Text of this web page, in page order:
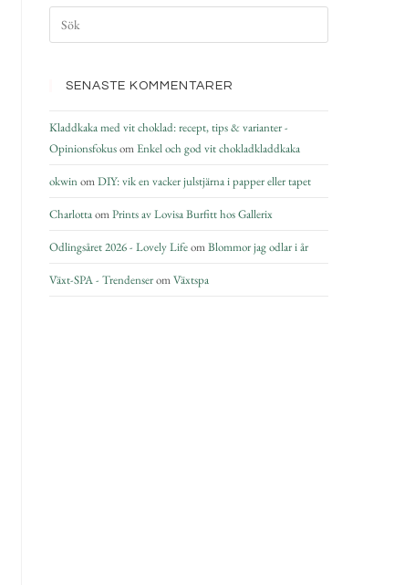
SENASTE KOMMENTARER
Kladdkaka med vit choklad: recept, tips & varianter -
OpinionsfokusomEnkel och god vit chokladkladdkaka
okwinomDIY: vik en vacker julstjärna i papper eller tapet
CharlottaomPrints av Lovisa Burfitt hos Gallerix
Odlingsåret 2026 - Lovely LifeomBlommor jag odlar i år
Växt-SPA - TrendenseromVäxtspa